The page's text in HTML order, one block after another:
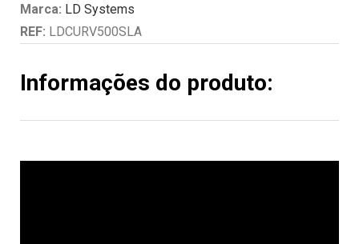
Marca: LD Systems
REF: LDCURV500SLA
Informações do produto: